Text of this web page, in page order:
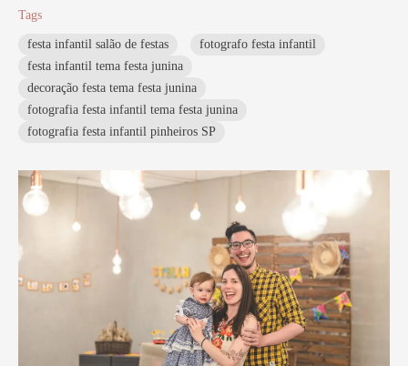
Tags
festa infantil salão de festas
fotografo festa infantil
festa infantil tema festa junina
decoração festa tema festa junina
fotografia festa infantil tema festa junina
fotografia festa infantil pinheiros SP